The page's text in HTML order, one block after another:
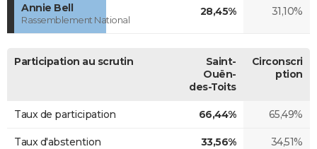
Annie Bell
Rassemblement National
28,45% 31,10%
Participation au scrutin
Saint-
Ouën-
des-Toits
Circonscri
ption
Taux de participation 66,44% 65,49%
Taux d'abstention 33,56% 34,51%